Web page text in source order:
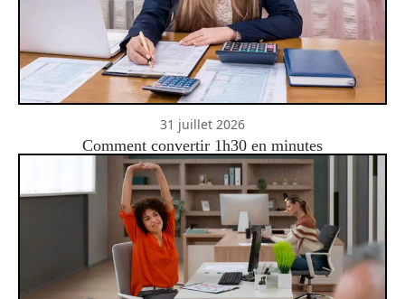
31 juillet 2026
Comment convertir 1h30 en minutes